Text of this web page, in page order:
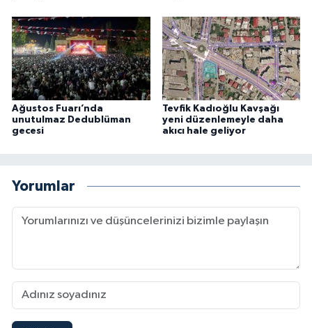
Ağustos Fuarı’nda
unutulmaz Dedublüman
gecesi
Tevfik Kadıoğlu Kavşağı
yeni düzenlemeyle daha
akıcı hale geliyor
Yorumlar